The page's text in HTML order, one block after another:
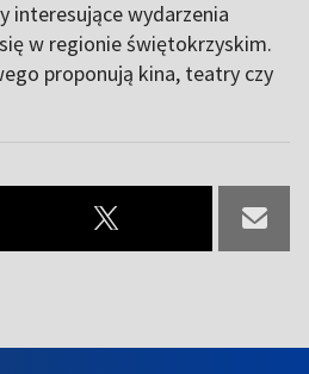
interesujące wydarzenia
w regionie świętokrzyskim.
proponują kina, teatry czy